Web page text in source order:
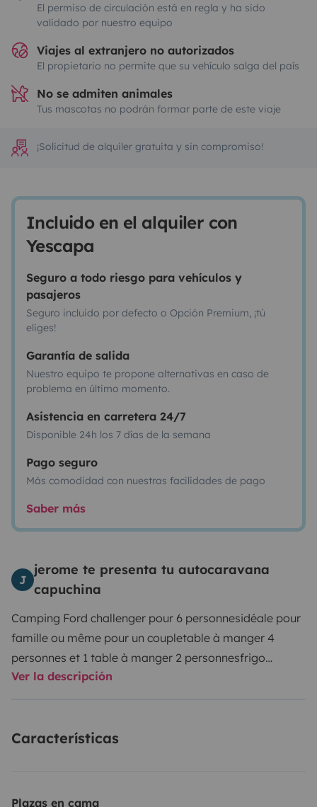
El permiso de circulación está en regla y ha sido
validado por nuestro equipo
Viajes al extranjero no autorizados
El propietario no permite que su vehículo salga del país
No se admiten animales
Tus mascotas no podrán formar parte de este viaje
¡Solicitud de alquiler gratuita y sin compromiso!
Incluido en el alquiler con
Yescapa
Seguro a todo riesgo para vehículos y
pasajeros
Seguro incluido por defecto o Opción Premium, ¡tú
eliges!
Garantía de salida
Nuestro equipo te propone alternativas en caso de
problema en último momento.
Asistencia en carretera 24/7
Disponible 24h los 7 días de la semana
Pago seguro
Más comodidad con nuestras facilidades de pago
Saber más
J
jerome te presenta tu autocaravana
capuchina
Camping Ford challenger pour 6 personnesidéale pour
famille ou même pour un coupletable à manger 4
personnes et 1 table à manger 2 personnesfrigo
congélateur,salle de bain avec toilette douche et
camping car.location à la semaine, week end prolongé
heures en semaine.
Ver la descripción
Características
Plazas en cama